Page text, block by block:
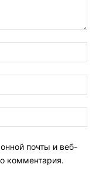
почты и веб-
комментария.